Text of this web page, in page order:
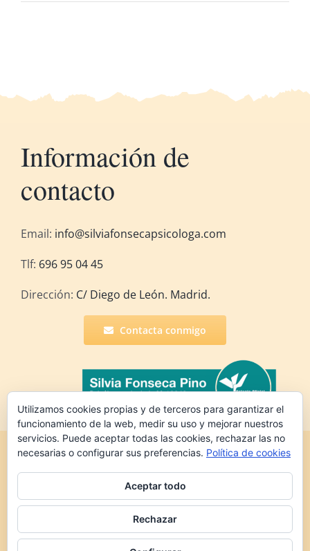
Información de
contacto
Email: info@silviafonsecapsicologa.com
Tlf: 696 95 04 45
Dirección: C/ Diego de León. Madrid.
Contacta conmigo
Copyright 2022 Silvia Fonseca Pino | Todos los
derechos reservados |Política de
privacidad|Política de cookies
Utilizamos cookies propias y de terceros para garantizar el
funcionamiento de la web, medir su uso y mejorar nuestros
servicios. Puede aceptar todas las cookies, rechazar las no
necesarias o configurar sus preferencias. Política de cookies
Aceptar todo
Rechazar